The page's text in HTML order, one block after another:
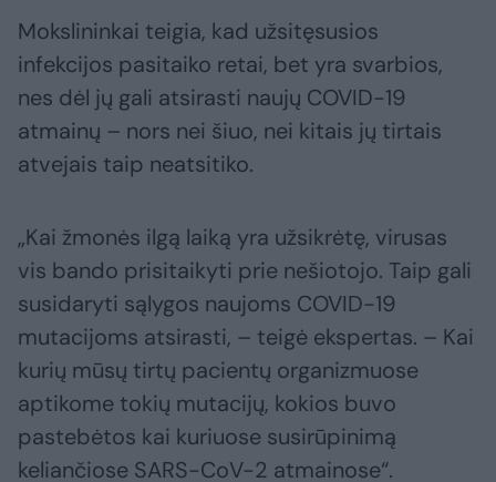
Mokslininkai teigia, kad užsitęsusios
infekcijos pasitaiko retai, bet yra svarbios,
nes dėl jų gali atsirasti naujų COVID-19
atmainų – nors nei šiuo, nei kitais jų tirtais
atvejais taip neatsitiko.
„Kai žmonės ilgą laiką yra užsikrėtę, virusas
vis bando prisitaikyti prie nešiotojo. Taip gali
susidaryti sąlygos naujoms COVID-19
mutacijoms atsirasti, – teigė ekspertas. – Kai
kurių mūsų tirtų pacientų organizmuose
aptikome tokių mutacijų, kokios buvo
pastebėtos kai kuriuose susirūpinimą
keliančiose SARS-CoV-2 atmainose“.